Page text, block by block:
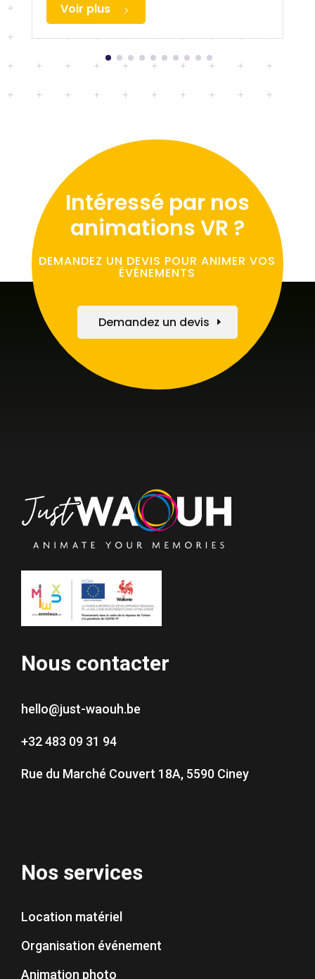
Voir plus
Intéressé par nos
animations VR ?
DEMANDEZ UN DEVIS POUR ANIMER VOS
ÉVÉNEMENTS
Demandez un devis
Nous contacter
hello@just-waouh.be
+32 483 09 31 94
Rue du Marché Couvert 18A, 5590 Ciney
Nos services
Location matériel
Organisation événement
Animation photo